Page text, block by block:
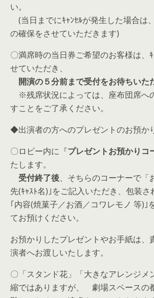
い。
(当日までにｷｬﾝｾﾙが発生した場合は
の確保をさせていただきます)
〇満席時の当日券ご希望のお客様は、
せていただき、
開演の５分前まで受付をお待ちいた
※残席状況によっては、座布団席へ
すことをご了承ください。
◆出演者の方へのプレゼントのお預
〇ロビー内に『プレゼントお預かりコ
たします。
受付終了後、そちらのコーナーで「
先(ｷｬｽﾄ名)｣をご記入いただき、包装
｢内容(焼菓子／お酒／コワレモノ 等)｣
てお預けください。
お預かりしたプレゼントやお手紙は、
演者へお渡しいたします。
〇「スタンド花」「大きなアレンジメ
縮ではありますが、 劇場スペースの